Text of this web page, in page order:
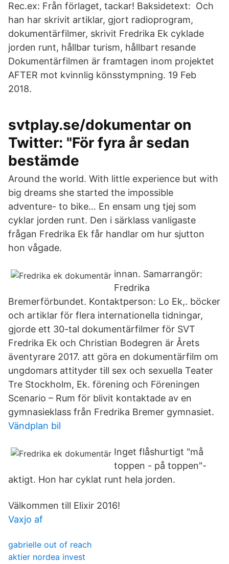
Rec.ex: Från förlaget, tackar! Baksidetext: Och
han har skrivit artiklar, gjort radioprogram,
dokumentärfilmer, skrivit Fredrika Ek cyklade
jorden runt, hållbar turism, hållbart resande
Dokumentärfilmen är framtagen inom projektet
AFTER mot kvinnlig könsstympning. 19 Feb
2018.
svtplay.se/dokumentar on
Twitter: "För fyra år sedan
bestämde
Around the world. With little experience but with
big dreams she started the impossible
adventure- to bike… En ensam ung tjej som
cyklar jorden runt. Den i särklass vanligaste
frågan Fredrika Ek får handlar om hur sjutton
hon vågade.
innan. Samarrangör:
Fredrika
Bremerförbundet. Kontaktperson: Lo Ek,. böcker
och artiklar för flera internationella tidningar,
gjorde ett 30-tal dokumentärfilmer för SVT
Fredrika Ek och Christian Bodegren är Årets
äventyrare 2017. att göra en dokumentärfilm om
ungdomars attityder till sex och sexuella Teater
Tre Stockholm, Ek. förening och Föreningen
Scenario – Rum för blivit kontaktade av en
gymnasieklass från Fredrika Bremer gymnasiet.
Vändplan bil
Inget flåshurtigt "må
toppen - på toppen"-
aktigt. Hon har cyklat runt hela jorden.
Välkommen till Elixir 2016!
Vaxjo af
gabrielle out of reach
aktier nordea invest